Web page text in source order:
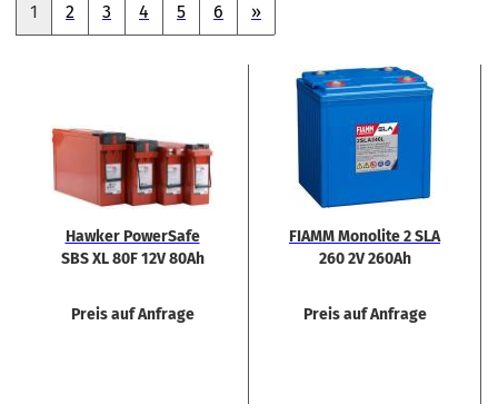
1 2 3 4 5 6 »
Hawker Power­Safe
SBS XL 80F 12V 80Ah
ter­mi­nal
Preis auf Anfrage
FIAMM Mo­no­li­te 2 SLA
260 2V 260Ah
Preis auf Anfrage